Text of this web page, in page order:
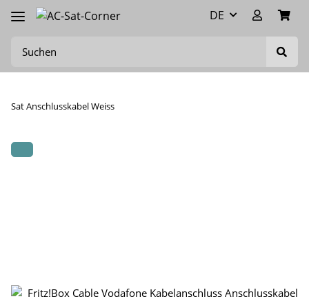
DE
Sat Anschlusskabel Weiss